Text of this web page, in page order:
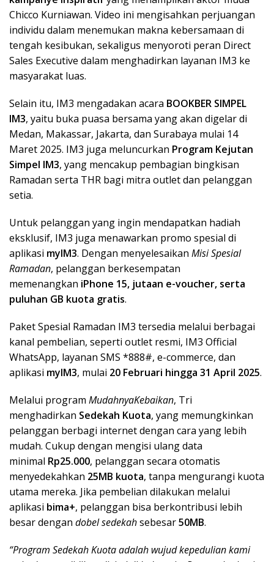
Chicco Kurniawan. Video ini mengisahkan perjuangan
individu dalam menemukan makna kebersamaan di
tengah kesibukan, sekaligus menyoroti peran Direct
Sales Executive dalam menghadirkan layanan IM3 ke
masyarakat luas.
Selain itu, IM3 mengadakan acara BOOKBER SIMPEL
IM3, yaitu buka puasa bersama yang akan digelar di
Medan, Makassar, Jakarta, dan Surabaya mulai 14
Maret 2025. IM3 juga meluncurkan Program Kejutan
Simpel IM3, yang mencakup pembagian bingkisan
Ramadan serta THR bagi mitra outlet dan pelanggan
setia.
Untuk pelanggan yang ingin mendapatkan hadiah
eksklusif, IM3 juga menawarkan promo spesial di
aplikasi myIM3. Dengan menyelesaikan Misi Spesial
Ramadan, pelanggan berkesempatan
memenangkan iPhone 15, jutaan e-voucher, serta
puluhan GB kuota gratis.
Paket Spesial Ramadan IM3 tersedia melalui berbagai
kanal pembelian, seperti outlet resmi, IM3 Official
WhatsApp, layanan SMS *888#, e-commerce, dan
aplikasi myIM3, mulai 20 Februari hingga 31 April 2025.
Melalui program MudahnyaKebaikan, Tri
menghadirkan Sedekah Kuota, yang memungkinkan
pelanggan berbagi internet dengan cara yang lebih
mudah. Cukup dengan mengisi ulang data
minimal Rp25.000, pelanggan secara otomatis
menyedekahkan 25MB kuota, tanpa mengurangi kuota
utama mereka. Jika pembelian dilakukan melalui
aplikasi bima+, pelanggan bisa berkontribusi lebih
besar dengan dobel sedekahsebesar50MB.
“Program Sedekah Kuota adalah wujud kepedulian kami